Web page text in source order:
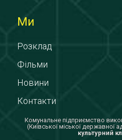
Ми
Розклад
Фільми
Новини
Контакти
Комунальне підприємство
(Київської міської державної
культурний